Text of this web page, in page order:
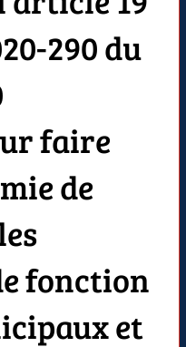
290 du
faire
de
fonction
et